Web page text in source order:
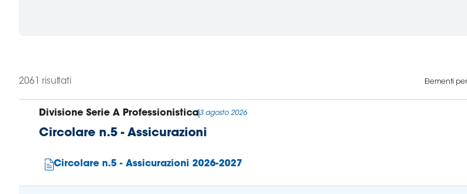
Whistleblowing
Media
2061 risultati Elementi
Circolare n.5 - Assicurazioni
Circolare n.5 - Assicurazioni 2026-2027
Divisione Serie A Professionistica3 agosto 2026